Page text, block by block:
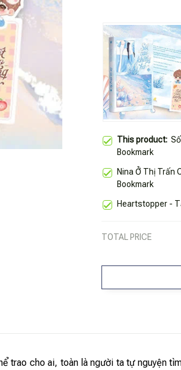
This product:
Bookmark
Nina Ở Thị Trấn
Bookmark
Heartstopper -
TOTAL PRICE
cho ai, toàn là người ta tự nguyện